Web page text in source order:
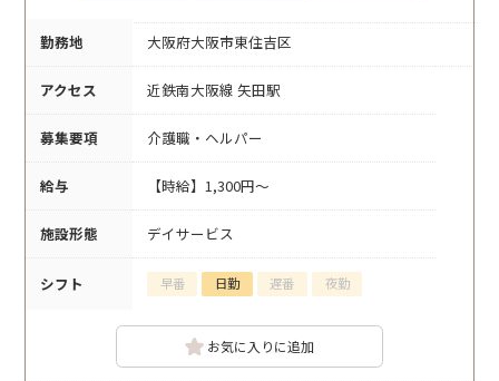
勤務地 大阪府大阪市東住吉区
アクセス 近鉄南大阪線 矢田駅
募集要項 介護職・ヘルパー
給与 【時給】1,300円～
施設形態 デイサービス
シフト 早番 日勤 遅番 夜勤
お気に入りに追加